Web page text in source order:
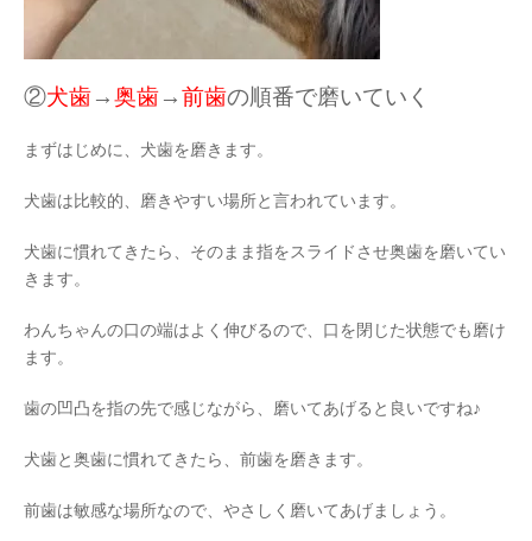
②犬歯→奥歯→前歯の順番で磨いていく
まずはじめに、犬歯を磨きます。
犬歯は比較的、磨きやすい場所と言われています。
犬歯に慣れてきたら、そのまま指をスライドさせ奥歯を磨いてい
きます。
わんちゃんの口の端はよく伸びるので、口を閉じた状態でも磨け
ます。
歯の凹凸を指の先で感じながら、磨いてあげると良いですね♪
犬歯と奥歯に慣れてきたら、前歯を磨きます。
前歯は敏感な場所なので、やさしく磨いてあげましょう。